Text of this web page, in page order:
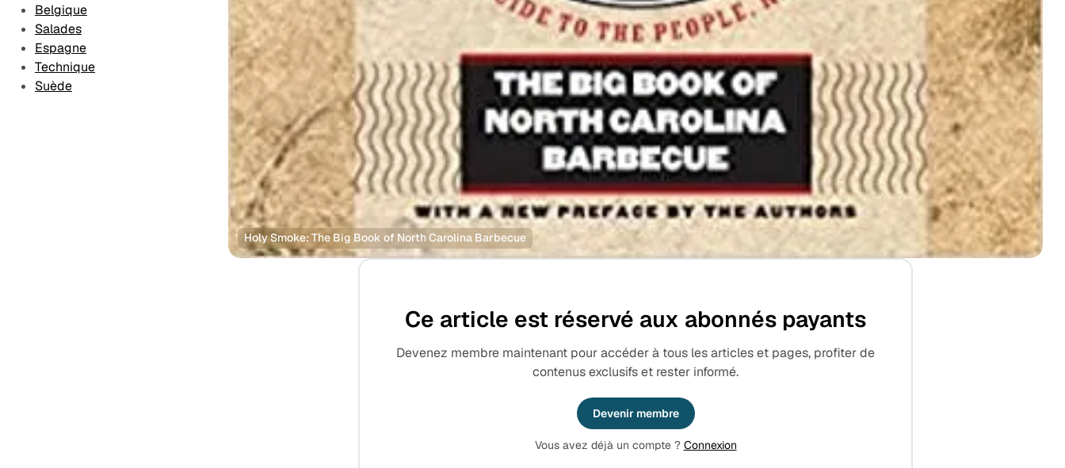
Belgique
Salades
Espagne
Technique
Suède
Holy Smoke: The Big Book of North Carolina Barbecue
Ce article est réservé aux abonnés payants
Devenez membre maintenant pour accéder à tous les articles et pages, profiter de
contenus exclusifs et rester informé.
Devenir membre
Vous avez déjà un compte ? Connexion